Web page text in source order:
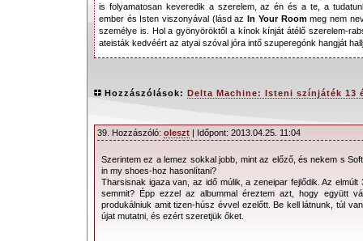
is folyamatosan keveredik a szerelem, az én és a te, a
ember és Isten viszonyával (lásd azIn Your Roommeg nem
személye is. Hol a gyönyöröktől a kínok kínját átélő szerelem-
ateisták kedvéért az atyai szóval jóra intő szuperegónk hangját
szentélyét is az ajtó mögé képzelhetjük. Ebben a világban
behúzva menekül innen. Igaz,terveit nem adja fel, csupán
ígéret. Hát lássuk, beváltják-e!
mindannyiunk élete így kezdődik, ha elfogadjuk, hogy minden
hogy egyetlen éjszakáig, vagy egy emberöltőig tart).
testtel vonszolja magát a padlón.Az emberzavart, mégis
szavait se tudja kontrollálni, azok szökőkútként törnek elő belőle,
örökké abban a békességben, amelyre egész életében vágyott.A
gázoltam, megmostam magam és alámerültem, mint
Hozzászólások: Delta Machine: Isteni színjáték 13
39. Hozzászóló: oleszt | Időpont: 2013.04.25. 11:04
Szerintem ez a lemez sokkal jobb, mint az előző, és nekem s
in my shoes-hoz hasonlítani?
Tharsisnak igaza van, az idő múlik, a zeneipar fejlődik. Az
semmit? Épp ezzel az albummal éreztem azt, hogy együtt
produkálniuk amit tizen-húsz évvel ezelőtt. Be kell látnunk, túl
újat mutatni, és ezért szeretjük őket.